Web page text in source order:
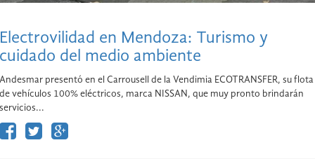
Electrovilidad en Mendoza: Turismo y
cuidado del medio ambiente
Andesmar presentó en el Carrousell de la Vendimia ECOTRANSFER, su flota
de vehículos 100% eléctricos, marca NISSAN, que muy pronto brindarán
servicios...